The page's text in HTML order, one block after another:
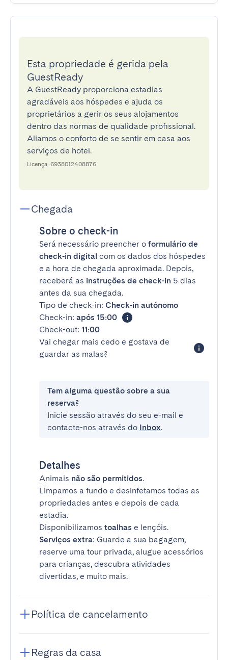
Esta propriedade é gerida pela
GuestReady
A GuestReady proporciona estadias
agradáveis aos hóspedes e ajuda os
proprietários a gerir os seus alojamentos
dentro das normas de qualidade profissional.
Aliamos o conforto de se sentir em casa aos
serviços de hotel.
Licença: 6938012408876
Chegada
Sobre o check-in
Será necessário preencher o formulário de
check-in digital com os dados dos hóspedes
e a hora de chegada aproximada. Depois,
receberá as instruções de check-in 5 dias
antes da sua chegada.
Tipo de check-in: Check-in autónomo
Check-in: após 15:00
Check-out: 11:00
Vai chegar mais cedo e gostava de
guardar as malas?
Tem alguma questão sobre a sua
reserva?
Inicie sessão através do seu e-mail e
contacte-nos através do Inbox.
Detalhes
Animais não são permitidos.
Limpamos a fundo e desinfetamos todas as
propriedades antes e depois de cada
estadia.
Disponibilizamos toalhas e lençóis.
Serviços extra: Guarde a sua bagagem,
reserve uma tour privada, alugue acessórios
para crianças, descubra atividades
divertidas, e muito mais.
Política de cancelamento
Regras da casa